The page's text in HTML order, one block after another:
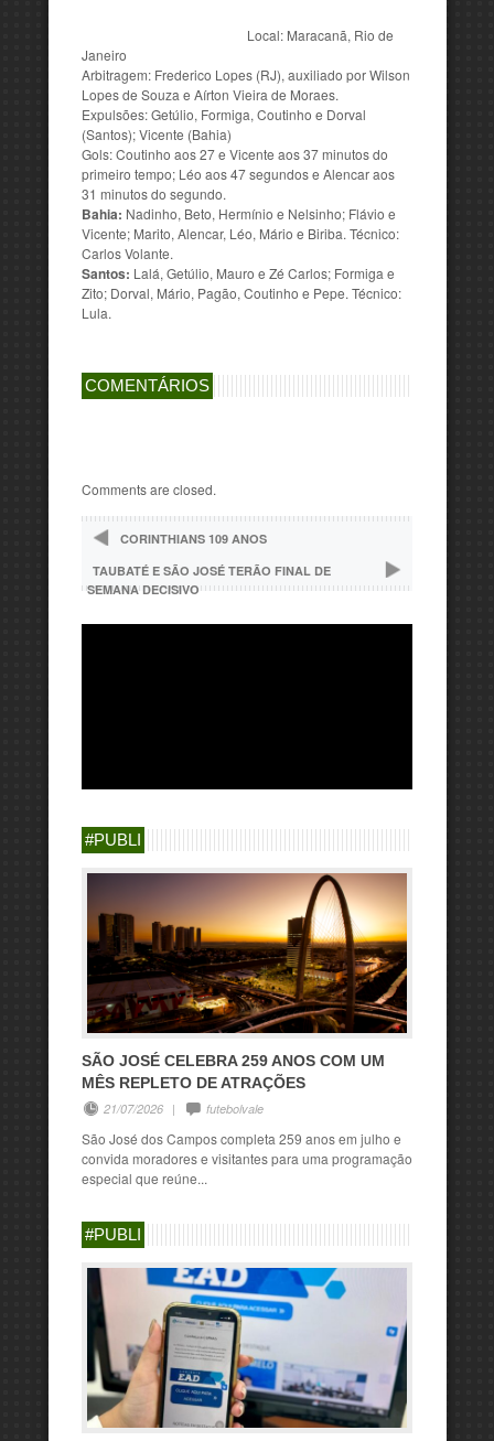
Local: Maracanã, Rio de
Janeiro
Arbitragem: Frederico Lopes (RJ), auxiliado por Wilson
Lopes de Souza e Aírton Vieira de Moraes.
Expulsões: Getúlio, Formiga, Coutinho e Dorval
(Santos); Vicente (Bahia)
Gols: Coutinho aos 27 e Vicente aos 37 minutos do
primeiro tempo; Léo aos 47 segundos e Alencar aos
31 minutos do segundo.
Bahia: Nadinho, Beto, Hermínio e Nelsinho; Flávio e
Vicente; Marito, Alencar, Léo, Mário e Biriba. Técnico:
Carlos Volante.
Santos: Lalá, Getúlio, Mauro e Zé Carlos; Formiga e
Zito; Dorval, Mário, Pagão, Coutinho e Pepe. Técnico:
Lula.
COMENTÁRIOS
Comments are closed.
CORINTHIANS 109 ANOS
TAUBATÉ E SÃO JOSÉ TERÃO FINAL DE
SEMANA DECISIVO
#PUBLI
SÃO JOSÉ CELEBRA 259 ANOS COM UM
MÊS REPLETO DE ATRAÇÕES
21/07/2026 | futebolvale
São José dos Campos completa 259 anos em julho e
convida moradores e visitantes para uma programação
especial que reúne...
#PUBLI